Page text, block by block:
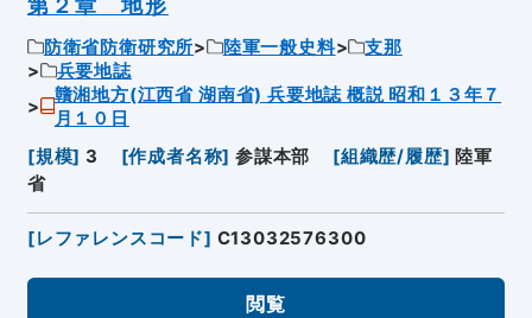
防衛省防衛研究所 陸軍一般史料
支那
兵要地誌
贛湘地方(江西省 湖南省) 兵要地誌 概説 昭和１３年７
月１０日
[規模] 3 [作成者名称] 参謀本部 [組織歴/履歴] 陸軍
省
[レファレンスコード] C13032576300
閲覧